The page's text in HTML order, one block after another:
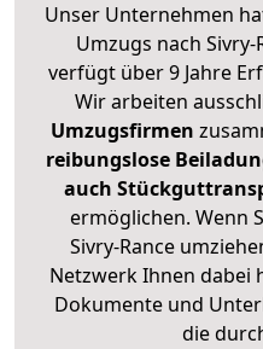
Unser Unternehmen
Umzugs nach
verfügt über 9 Jahre
Wir arbeiten
Umzugsfirmen
reibungslose
auch
ermöglichen. Wenn
Sivry-Rance
Netzwerk Ihnen dabei
Dokumente und
die